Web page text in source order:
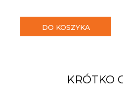
DO KOSZYKA
KRÓTKO